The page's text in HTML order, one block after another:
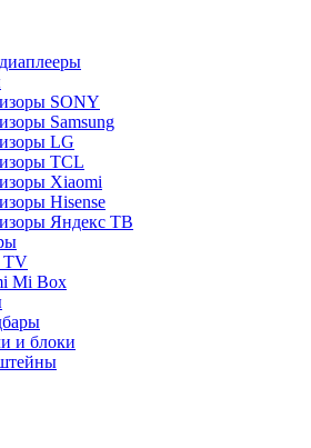
SONY
Samsung
LG
TCL
Xiaomi
Hisense
Яндекс ТВ
TV
Mi Box
и блоки